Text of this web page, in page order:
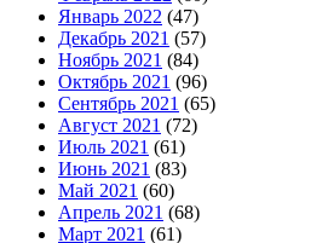
Январь 2022 (47)
Декабрь 2021 (57)
Ноябрь 2021 (84)
Октябрь 2021 (96)
Сентябрь 2021 (65)
Август 2021 (72)
Июль 2021 (61)
Июнь 2021 (83)
Май 2021 (60)
Апрель 2021 (68)
Март 2021 (61)